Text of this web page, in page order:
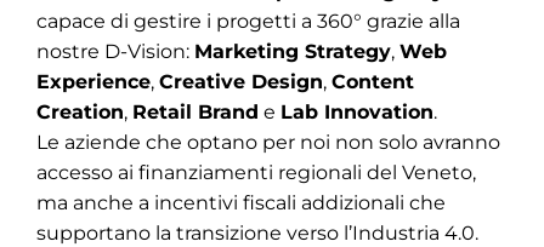
capace di gestire i progetti a 360° grazie alla
nostre D-Vision: Marketing Strategy, Web
Experience, Creative Design, Content
Creation, Retail Brand e Lab Innovation.
Le aziende che optano per noi non solo avranno
accesso ai finanziamenti regionali del Veneto,
ma anche a incentivi fiscali addizionali che
supportano la transizione verso l’Industria 4.0.